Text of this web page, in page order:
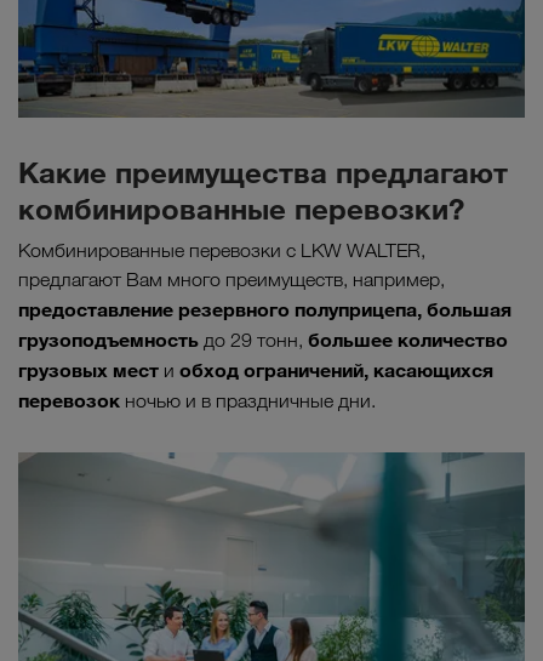
Какие преимущества предлагают
комбинированные перевозки?
Комбинированные перевозки с LKW WALTER,
предлагают Вам много преимуществ, например,
предоставление резервного полуприцепа, большая
грузоподъемность до 29 тонн, большее количество
грузовых мест и обход ограничений, касающихся
перевозок ночью и в праздничные дни.